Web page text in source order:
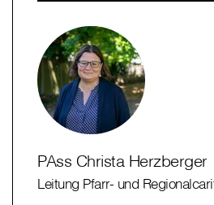
PAss Christa Herzberger
Leitung Pfarr- und